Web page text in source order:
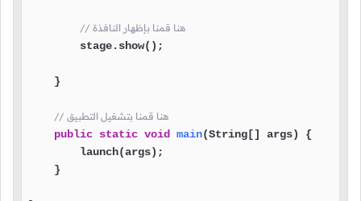
// هنا قمنا بإظهار النافذة
        stage.show();
    }
// هنا قمنا بتشغيل التطبيق
public static void main(String[] args)
{
        launch(args);
    }